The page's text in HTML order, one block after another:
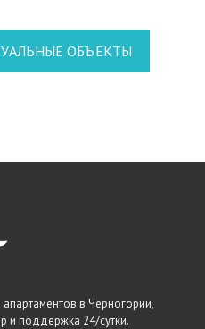
ОБЪЕКТЫ
в Черногории,
и поддержка 24/сутки.